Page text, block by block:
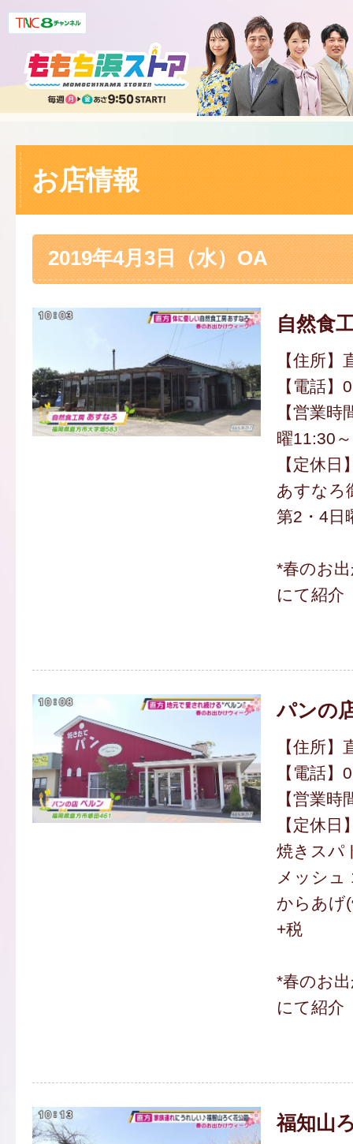
お店情報
2019年4月3日（水）OA
自然食
【住所
【電話
【営業
曜11:30
【定休日
あすなろ
第2・4日
*春のお
にて紹介
パンの
【住所】
【電話
【営業
【定休日
焼きスパ
メッシュ
からあげ
+税
*春のお
にて紹介
福知山